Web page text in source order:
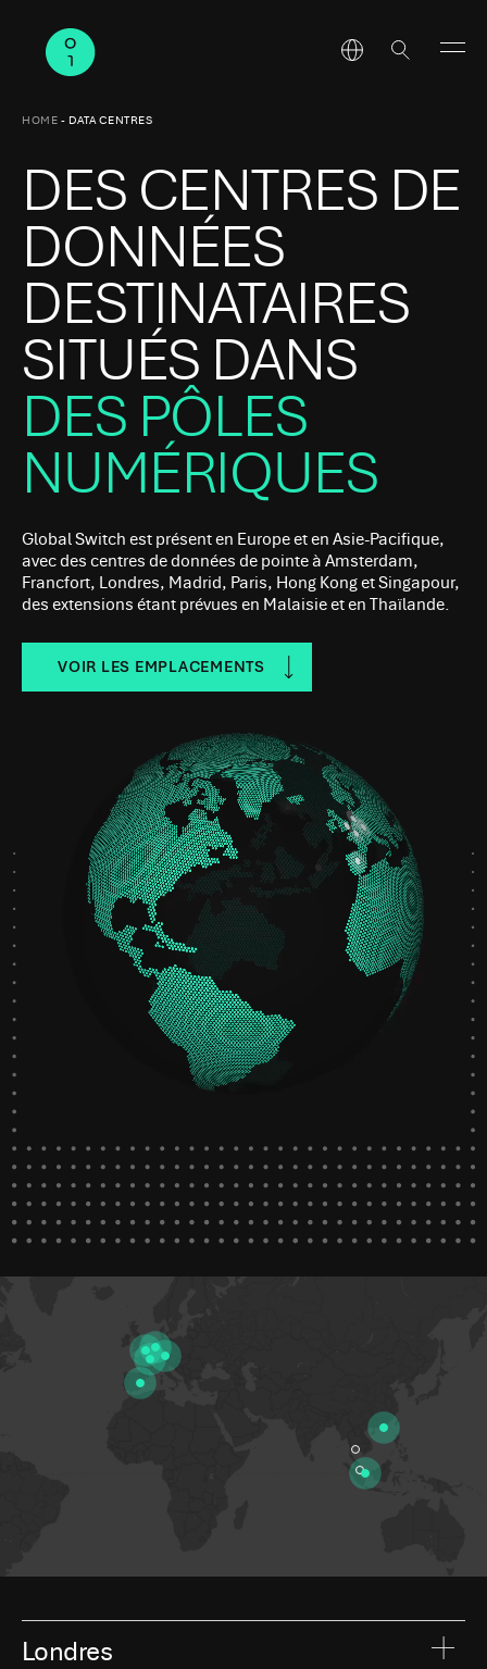
HOME - DATA CENTRES
DES CENTRES DE
DONNÉES
DESTINATAIRES
SITUÉS DANS
DES PÔLES
NUMÉRIQUES
Global Switch est présent en Europe et en Asie-Pacifique,
avec des centres de données de pointe à Amsterdam,
Francfort, Londres, Madrid, Paris, Hong Kong et Singapour,
des extensions étant prévues en Malaisie et en Thaïlande.
VOIR LES EMPLACEMENTS
Londres